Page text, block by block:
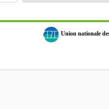
Union nationale